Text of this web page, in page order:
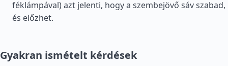
féklámpával) azt jelenti, hogy a szembejövő sáv szabad,
és előzhet.
Gyakran ismételt kérdések